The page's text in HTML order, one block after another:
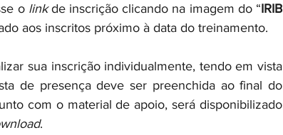
o link de inscrição clicando na imagem do “IRIB
aos inscritos próximo à data do treinamento.
sua inscrição individualmente, tendo em vista
de presença deve ser preenchida ao final do
com o material de apoio, será disponibilizado
.